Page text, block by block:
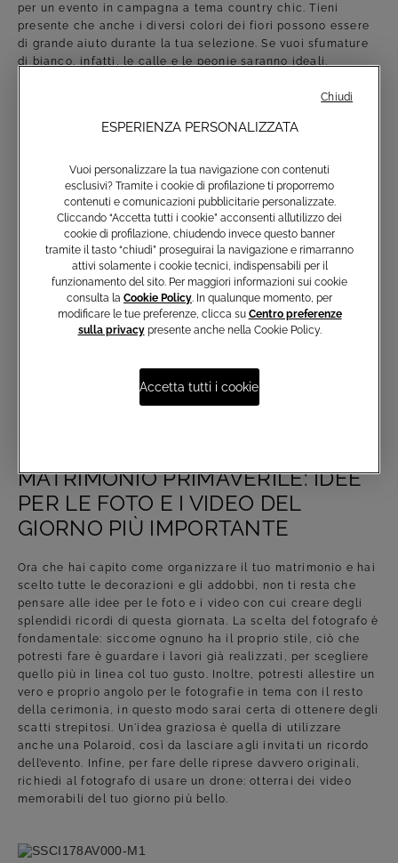
per un evento in campagna a tema country chic. Tieni
presente che anche i diversi colori dei fiori possono essere
di grande aiuto durante la tua selezione. Se vuoi sfumature
di bianco, infatti, le calle e le peonie saranno ideali.
LA TORTA NUZIALE PER UN
MATRIMONIO IN PRIMAVERA
Un’ulteriore scelta da compiere è quella della torta nuziale.
In un giorno importante come quello del Sì tutto deve essere
in armonia. Per questa ragione, il nostro consiglio è quello di
seguire il tema scelto anche per la torta: puoi richiedere
l’utilizzo di glasse colorate, l’aggiunta di frutta di stagione e
persino l'applicazione di fiori veri. Inoltre, altri accorgimenti
da seguire sono le dimensioni, scelte sulla base del numero
degli invitati e il gusto. Per quest’ultimo, sarà importante
esempio, può non essere la soluzione ideale quando si
MATRIMONIO PRIMAVERILE: IDEE
PER LE FOTO E I VIDEO DEL
GIORNO PIÙ IMPORTANTE
Ora che hai capito come organizzare il tuo matrimonio e hai
scelto tutte le decorazioni e gli addobbi, non ti resta che
pensare alle idee per le foto e i video con cui creare degli
splendidi ricordi di questa giornata. La scelta del fotografo è
fondamentale: siccome ognuno ha il proprio stile, ciò che
potresti fare è guardare i lavori già realizzati, per scegliere
quello più in linea col tuo gusto. Inoltre, potresti allestire un
vero e proprio angolo per le fotografie in tema con il resto
della cerimonia, in questo modo sarai certa di ottenere degli
scatti strepitosi. Un'idea graziosa è quella di utilizzare
anche una Polaroid, così da lasciare agli invitati un ricordo
dell’evento. Infine, per fare delle riprese davvero originali,
richiedi al fotografo di usare un drone: otterrai dei video
memorabili del tuo giorno più bello.
ESPERIENZA PERSONALIZZATA
Vuoi personalizzare la tua navigazione con contenuti
esclusivi? Tramite i cookie di profilazione ti proporremo
contenuti e comunicazioni pubblicitarie personalizzate.
Cliccando “Accetta tutti i cookie” acconsenti all’utilizzo dei
cookie di profilazione, chiudendo invece questo banner
tramite il tasto “chiudi” proseguirai la navigazione e rimarranno
attivi solamente i cookie tecnici, indispensabili per il
funzionamento del sito. Per maggiori informazioni sui cookie
consulta la Cookie Policy . In qualunque momento, per
modificare le tue preferenze, clicca su Centro preferenze
sulla privacypresente anche nella Cookie Policy.
Accetta tutti i cookie
Chiudi